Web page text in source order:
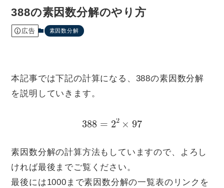
388の素因数分解のやり方
広告 素因数分解
本記事では下記の計算になる、388の素因数分解
を説明していきます。
388 22 97
素因数分解の計算方法もしていますので、よろし
ければ最後までご覧ください。
最後には1000まで素因数分解の一覧表のリンクを